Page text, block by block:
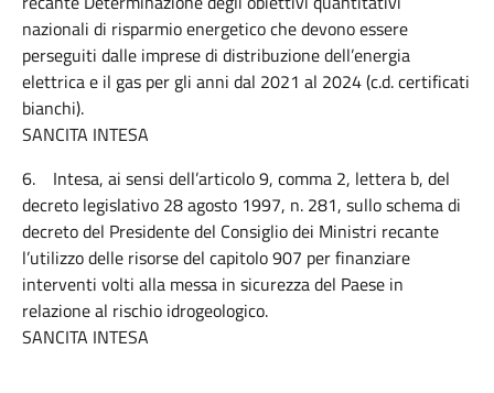
nazionali di risparmio energetico che devono essere
perseguiti dalle imprese di distribuzione dell’energia
elettrica e il gas per gli anni dal 2021 al 2024 (c.d. certificati
bianchi).
SANCITA INTESA
6. Intesa, ai sensi dell’articolo 9, comma 2, lettera b, del
decreto legislativo 28 agosto 1997, n. 281, sullo schema di
decreto del Presidente del Consiglio dei Ministri recante
l’utilizzo delle risorse del capitolo 907 per finanziare
interventi volti alla messa in sicurezza del Paese in
relazione al rischio idrogeologico.
SANCITA INTESA